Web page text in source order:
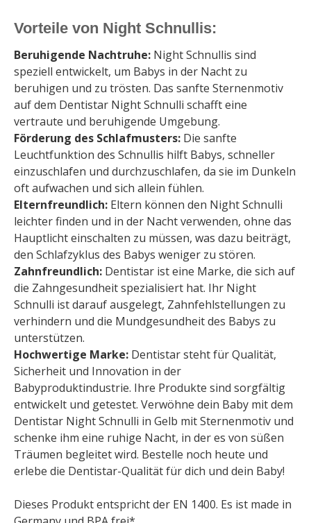
Vorteile von Night Schnullis:
Beruhigende Nachtruhe: Night Schnullis sind
speziell entwickelt, um Babys in der Nacht zu
beruhigen und zu trösten. Das sanfte Sternenmotiv
auf dem Dentistar Night Schnulli schafft eine
vertraute und beruhigende Umgebung.
Förderung des Schlafmusters: Die sanfte
Leuchtfunktion des Schnullis hilft Babys, schneller
einzuschlafen und durchzuschlafen, da sie im Dunkeln
oft aufwachen und sich allein fühlen.
Elternfreundlich: Eltern können den Night Schnulli
leichter finden und in der Nacht verwenden, ohne das
Hauptlicht einschalten zu müssen, was dazu beiträgt,
den Schlafzyklus des Babys weniger zu stören.
Zahnfreundlich: Dentistar ist eine Marke, die sich auf
die Zahngesundheit spezialisiert hat. Ihr Night
Schnulli ist darauf ausgelegt, Zahnfehlstellungen zu
verhindern und die Mundgesundheit des Babys zu
unterstützen.
Hochwertige Marke: Dentistar steht für Qualität,
Sicherheit und Innovation in der
Babyproduktindustrie. Ihre Produkte sind sorgfältig
entwickelt und getestet. Verwöhne dein Baby mit dem
Dentistar Night Schnulli in Gelb mit Sternenmotiv und
schenke ihm eine ruhige Nacht, in der es von süßen
Träumen begleitet wird. Bestelle noch heute und
erlebe die Dentistar-Qualität für dich und dein Baby!
Dieses Produkt entspricht der EN 1400. Es ist made in